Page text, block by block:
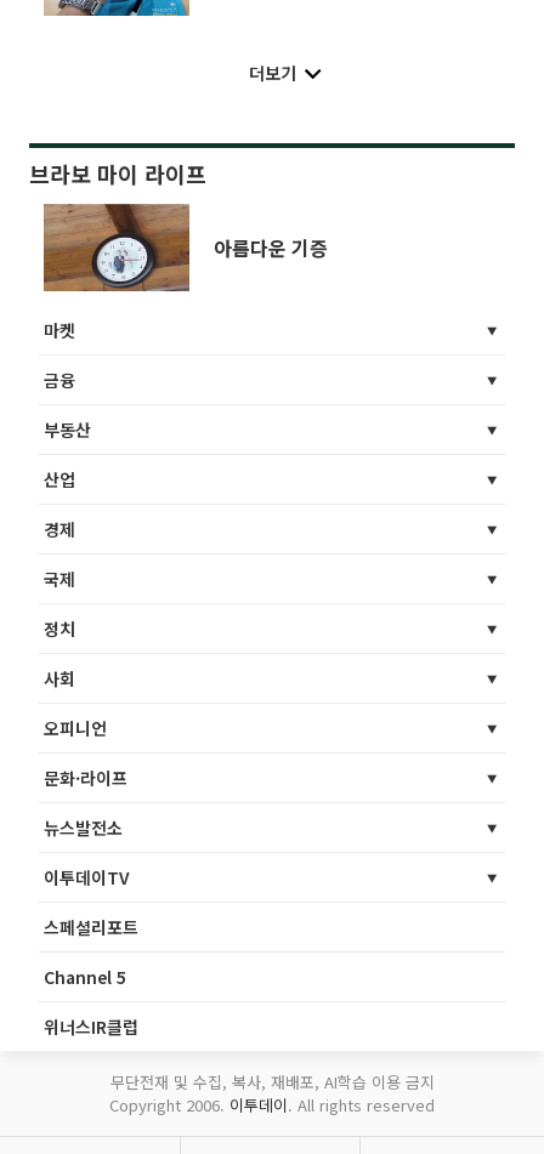
더보기
브라보 마이 라이프
아름다운 기증
마켓
금융
부동산
산업
경제
국제
정치
사회
오피니언
문화·라이프
뉴스발전소
이투데이TV
스페셜리포트
Channel 5
위너스IR클럽
무단전재 및 수집, 복사, 재배포, AI학습 이용 금지
Copyright 2006. 이투데이. All rights reserved